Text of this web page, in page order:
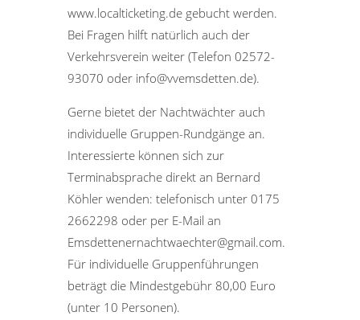
www.localticketing.de gebucht werden.
Bei Fragen hilft natürlich auch der
Verkehrsverein weiter (Telefon 02572-
93070 oder info@vvemsdetten.de).
Gerne bietet der Nachtwächter auch
individuelle Gruppen-Rundgänge an.
Interessierte können sich zur
Terminabsprache direkt an Bernard
Köhler wenden: telefonisch unter 0175
2662298 oder per E-Mail an
Emsdettenernachtwaechter@gmail.com.
Für individuelle Gruppenführungen
beträgt die Mindestgebühr 80,00 Euro
(unter 10 Personen).